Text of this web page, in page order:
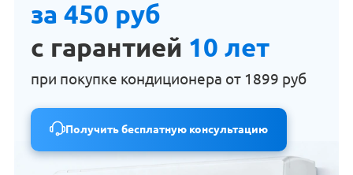
за 450 руб
с гарантией 10 лет
при покупке кондиционера от 1899 руб
Получить бесплатную консультацию